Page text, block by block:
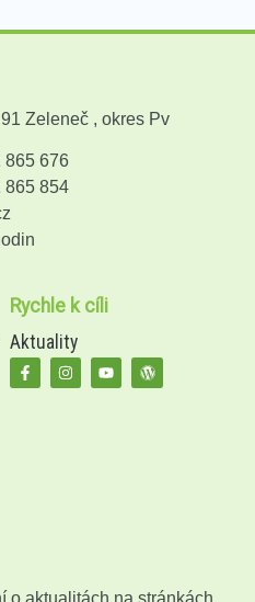
Zeleneč , okres Pv
865 676
865 854
Rychle k cíli
Aktuality
o aktualitách na stránkách